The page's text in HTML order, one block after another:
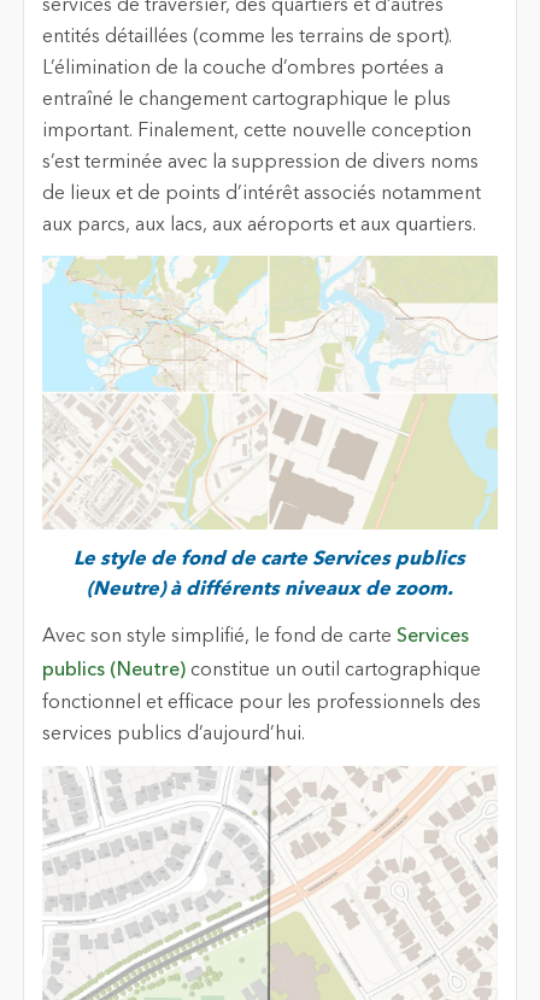
services de traversier, des quartiers et d’autres
entités détaillées (comme les terrains de sport).
L’élimination de la couche d’ombres portées a
entraîné le changement cartographique le plus
important. Finalement, cette nouvelle conception
s’est terminée avec la suppression de divers noms
de lieux et de points d’intérêt associés notamment
aux parcs, aux lacs, aux aéroports et aux quartiers.
Le style de fond de carte Services publics
(Neutre) à différents niveaux de zoom.
Avec son style simplifié, le fond de carte Services
publics (Neutre)constitue un outil cartographique
fonctionnel et efficace pour les professionnels des
services publics d’aujourd’hui.